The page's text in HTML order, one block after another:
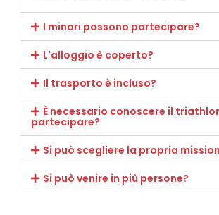
I minori possono partecipare?
L'alloggio è coperto?
Il trasporto è incluso?
È necessario conoscere il
partecipare?
Si può scegliere la propria
Si può venire in più persone?